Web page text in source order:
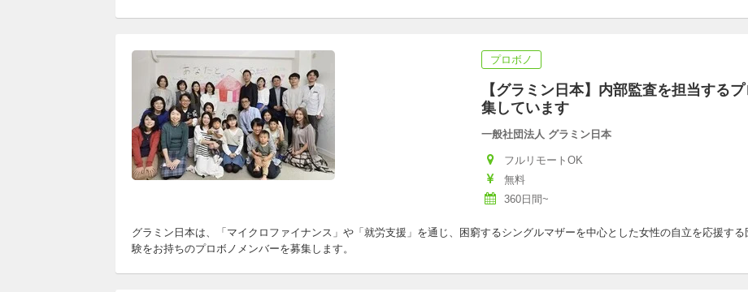
プロボノ
【グラミン日本】内部監査を担当する
集しています
一般社団法人 グラミン日本
フルリモートOK
無料
360日間~
グラミン日本は、「マイクロファイナンス」や「就労支援」を通じ、困窮するシングルマザーを中心とした女性の自立を応援す
験をお持ちのプロボノメンバーを募集します。